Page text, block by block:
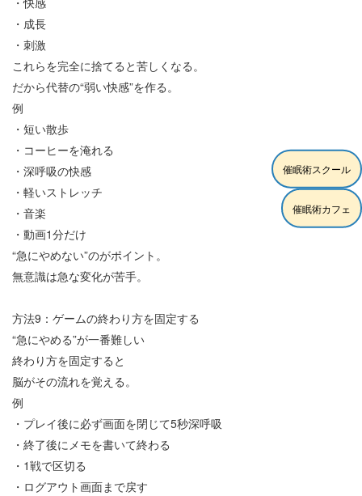
・成長
・刺激
これらを完全に捨てると苦しくなる。
だから代替の“弱い快感”を作る。
例
・短い散歩
・コーヒーを淹れる
・深呼吸の快感
・軽いストレッチ
・音楽
・動画1分だけ
“急にやめない”のがポイント。
無意識は急な変化が苦手。
方法9 ：ゲームの終わり方を固定する
“急にやめる”が一番難しい
終わり方を固定すると
脳がその流れを覚える。
例
・プレイ後に必ず画面を閉じて5秒深呼吸
・終了後にメモを書いて終わる
・ 1戦で区切る
・ログアウト画面まで戻す
催眠術スクール
催眠術カフェ